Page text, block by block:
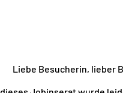
Liebe Besucherin, lieber